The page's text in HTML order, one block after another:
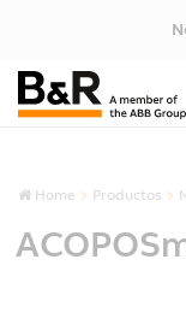
Home Productos